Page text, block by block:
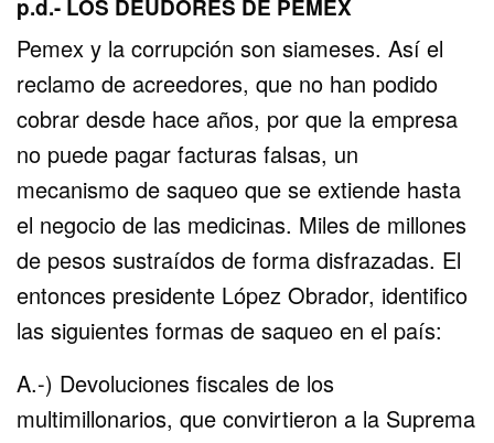
p.d.- LOS DEUDORES DE PEMEX
Pemex y la corrupción son siameses. Así el
reclamo de acreedores, que no han podido
cobrar desde hace años, por que la empresa
no puede pagar facturas falsas, un
mecanismo de saqueo que se extiende hasta
el negocio de las medicinas. Miles de millones
de pesos sustraídos de forma disfrazadas. El
entonces presidente López Obrador, identifico
las siguientes formas de saqueo en el país:
A.-) Devoluciones fiscales de los
multimillonarios, que convirtieron a la Suprema